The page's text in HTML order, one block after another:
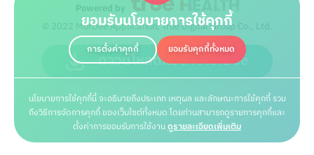
ดาวน์โหลดแอปฯ MorDee
ยอมรับนโยบายการใช้คุกกี้
การตั้งค่าคุกกี้ ยอมรับคุกกี้ทั้งหมด
นโยบายการใช้คุกกี้นี้ จะอธิบายถึงประเภท เหตุผล และลักษณะการใช้คุกกี้ รวม
ถึงวิธีการจัดการคุกกี้ ของเว็บไซต์ทั้งหมด โดยท่านสามารถดูรายการคุกกี้และ
ตั้งค่าการยอมรับการใช้งานดูรายละเอียดเพิ่มเติม
Powered by
© 2022 MorDee Application, True Digital Group Co., Ltd.